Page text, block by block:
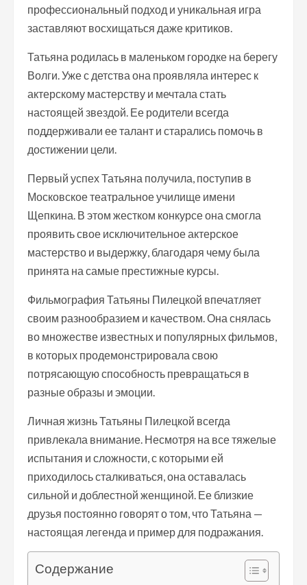
профессиональный подход и уникальная игра
заставляют восхищаться даже критиков.
Татьяна родилась в маленьком городке на берегу
Волги. Уже с детства она проявляла интерес к
актерскому мастерству и мечтала стать
настоящей звездой. Ее родители всегда
поддерживали ее талант и старались помочь в
достижении цели.
Первый успех Татьяна получила, поступив в
Московское театральное училище имени
Щепкина. В этом жестком конкурсе она смогла
проявить свое исключительное актерское
мастерство и выдержку, благодаря чему была
принята на самые престижные курсы.
Фильмография Татьяны Пилецкой впечатляет
своим разнообразием и качеством. Она снялась
во множестве известных и популярных фильмов,
в которых продемонстрировала свою
потрясающую способность превращаться в
разные образы и эмоции.
Личная жизнь Татьяны Пилецкой всегда
привлекала внимание. Несмотря на все тяжелые
испытания и сложности, с которыми ей
приходилось сталкиваться, она оставалась
сильной и доблестной женщиной. Ее близкие
друзья постоянно говорят о том, что Татьяна —
настоящая легенда и пример для подражания.
Содержание